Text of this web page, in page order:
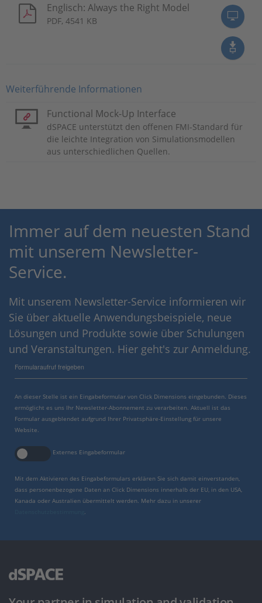
Englisch: Always the Right Model
PDF, 4541 KB
Weiterführende Informationen
Functional Mock-Up Interface
dSPACE unterstützt den offenen FMI-Standard für
die leichte Integration von Simulationsmodellen
aus unterschiedlichen Quellen.
Immer auf dem neuesten Stand
mit unserem Newsletter-
Service.
Mit unserem Newsletter-Service informieren wir
Sie über aktuelle Anwendungsbeispiele, neue
Lösungen und Produkte sowie über Schulungen
und Veranstaltungen. Hier geht's zur Anmeldung.
Formularaufruf freigeben
An dieser Stelle ist ein Eingabeformular von Click Dimensions eingebunden. Dieses
ermöglicht es uns Ihr Newsletter-Abonnement zu verarbeiten. Aktuell ist das
Formular ausgeblendet aufgrund Ihrer Privatsphäre-Einstellung für unsere
Website.
Externes Eingabeformular
Mit dem Aktivieren des Eingabeformulars erklären Sie sich damit einverstanden,
dass personenbezogene Daten an Click Dimensions innerhalb der EU, in den USA,
Kanada oder Australien übermittelt werden. Mehr dazu in unserer
.